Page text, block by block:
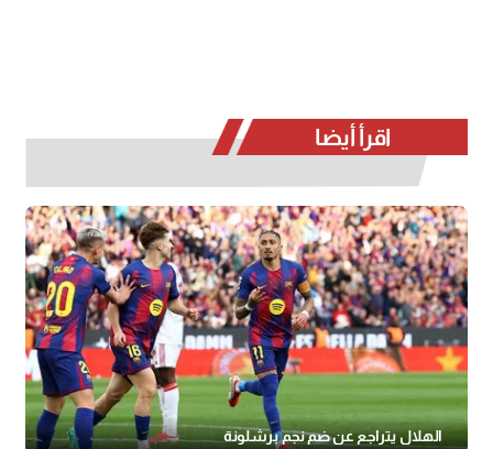
اقرأ أيضا
الهلال يتراجع عن ضم نجم برشلونة